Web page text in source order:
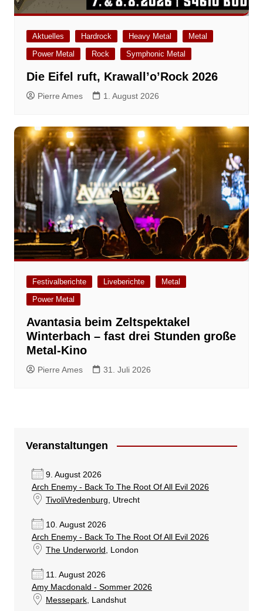
Aktuelles Hardrock Heavy Metal
Metal
Power Metal
Rock Symphonic Metal
Die Eifel ruft, Krawall’o’Rock 2026
Pierre Ames 1. August 2026
Festivalberichte Liveberichte
Metal
Power Metal
Avantasia beim Zeltspektakel
Winterbach – fast drei Stunden große
Metal-Kino
Pierre Ames 31. Juli 2026
Veranstaltungen
9. August 2026
Arch Enemy - Back To The Root Of All Evil 2026
TivoliVredenburg , Utrecht
10. August 2026
Arch Enemy - Back To The Root Of All Evil 2026
The Underworld , London
11. August 2026
Amy Macdonald - Sommer 2026
Messepark, Landshut